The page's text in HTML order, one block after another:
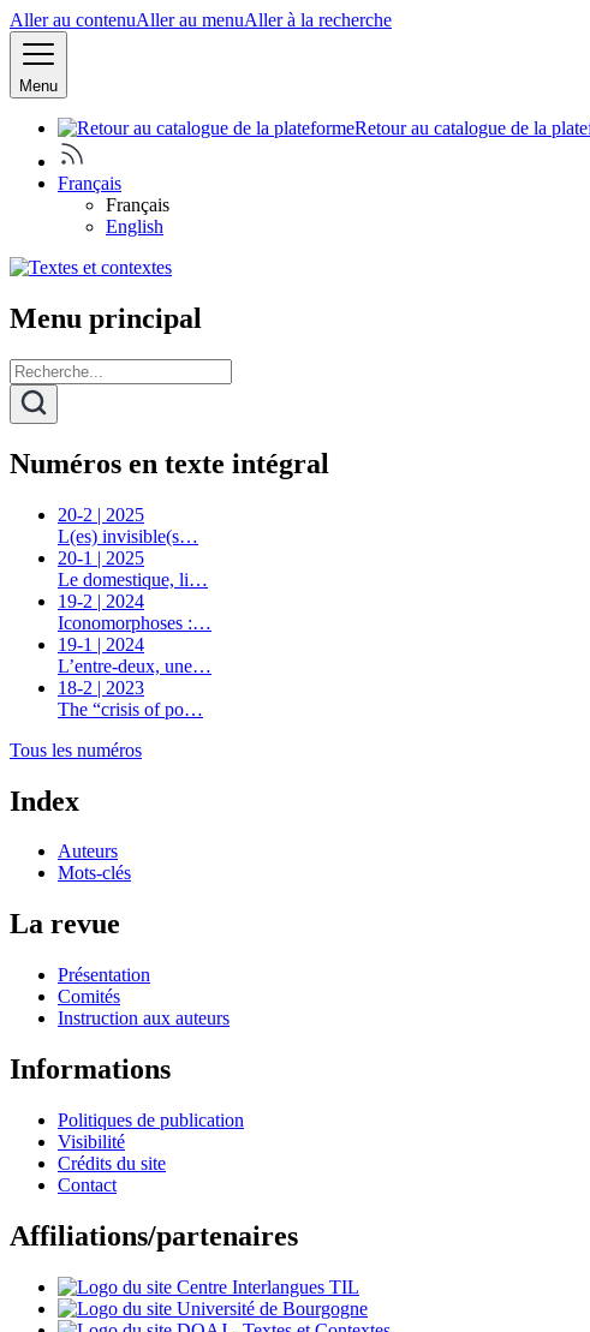
Aller au contenuAller au menuAller à la recherche
Menu
Retour au catalogue de la
Français
Français
English
Menu principal
Numéros en texte intégral
20-2 | 2025
L(es) invisible(s…
20-1 | 2025
Le domestique, li…
19-2 | 2024
Iconomorphoses :…
19-1 | 2024
L’entre-deux, une…
18-2 | 2023
The “crisis of po…
Tous les numéros
Index
Auteurs
Mots-clés
La revue
Présentation
Comités
Instruction aux auteurs
Informations
Politiques de publication
Visibilité
Crédits du site
Contact
Affiliations/partenaires